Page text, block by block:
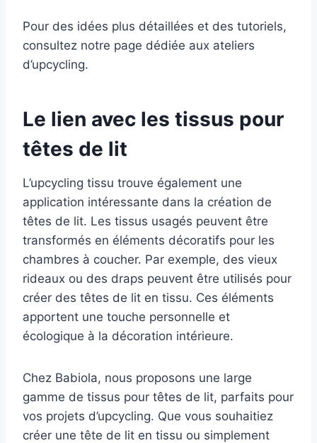
Pour des idées plus détaillées et des tutoriels,
consultez notre page dédiée aux ateliers
d’upcycling.
Le lien avec les tissus pour
têtes de lit
L’upcycling tissu trouve également une
application intéressante dans la création de
têtes de lit. Les tissus usagés peuvent être
transformés en éléments décoratifs pour les
chambres à coucher. Par exemple, des vieux
rideaux ou des draps peuvent être utilisés pour
créer des têtes de lit en tissu. Ces éléments
apportent une touche personnelle et
écologique à la décoration intérieure.
Chez Babiola, nous proposons une large
gamme de tissus pour têtes de lit, parfaits pour
vos projets d’upcycling. Que vous souhaitiez
créer une tête de lit en tissu ou simplement